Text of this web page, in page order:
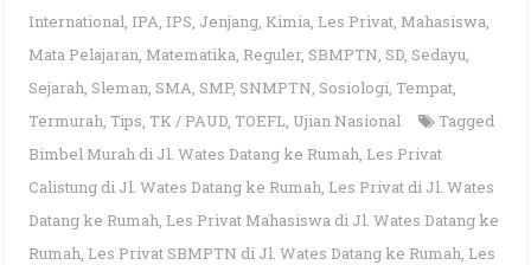
International, IPA, IPS, Jenjang, Kimia, Les Privat, Mahasiswa,
Mata Pelajaran, Matematika, Reguler, SBMPTN, SD, Sedayu,
Sejarah, Sleman, SMA, SMP, SNMPTN, Sosiologi, Tempat,
Termurah, Tips, TK / PAUD, TOEFL, Ujian Nasional
Tagged
Bimbel Murah di Jl. Wates Datang ke Rumah, Les Privat
Calistung di Jl. Wates Datang ke Rumah, Les Privat di Jl. Wates
Datang ke Rumah, Les Privat Mahasiswa di Jl. Wates Datang ke
Rumah, Les Privat SBMPTN di Jl. Wates Datang ke Rumah, Les